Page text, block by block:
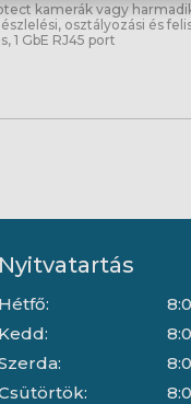
kamerák vagy
osztályozási és
1 GbE RJ45 port
Nyitvatartás
Hétfő:
Kedd: